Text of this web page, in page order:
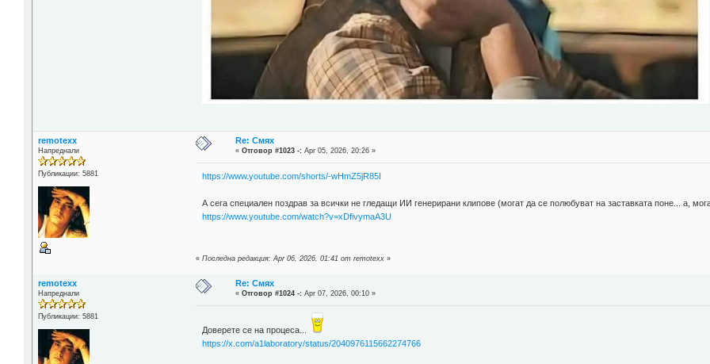
remotexx
Напреднали
Публикации: 5881
Re: Смях
«Отговор #1023 -: Apr 05, 2026, 20:26 »
https://www.youtube.com/shorts/-wHmZ5jR85I
А сега специален поздрав за всички не гледащи ИИ генерирани клипове (могат да се полюбуват на заставката поне... а,
https://www.youtube.com/watch?v=xDfivymaA3U
«Последна редакция: Apr 06, 2026, 01:41 от remotexx »
remotexx
Напреднали
Публикации: 5881
Re: Смях
«Отговор #1024 -: Apr 07, 2026, 00:10 »
Доверете се на процеса...
https://x.com/a1laboratory/status/2040976115662274766